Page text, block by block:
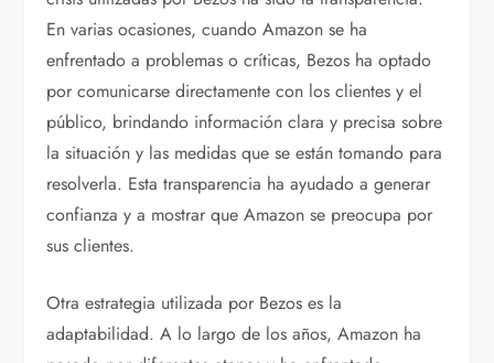
En varias ocasiones, cuando Amazon se ha
enfrentado a problemas o críticas, Bezos ha optado
por comunicarse directamente con los clientes y el
público, brindando información clara y precisa sobre
la situación y las medidas que se están tomando para
resolverla. Esta transparencia ha ayudado a generar
confianza y a mostrar que Amazon se preocupa por
sus clientes.
Otra estrategia utilizada por Bezos es la
adaptabilidad. A lo largo de los años, Amazon ha